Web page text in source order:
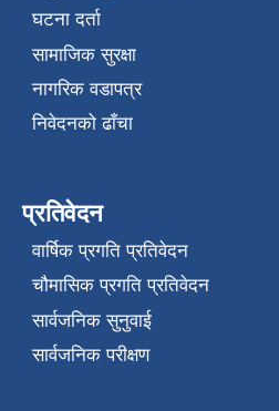
घटना दर्ता
सामाजिक सुरक्षा
नागरिक वडापत्र
निवेदनको ढाँचा
प्रतिवेदन
वार्षिक प्रगति प्रतिवेदन
चौमासिक प्रगति प्रतिवेदन
सार्वजनिक सुनुवाई
सार्वजनिक परीक्षण